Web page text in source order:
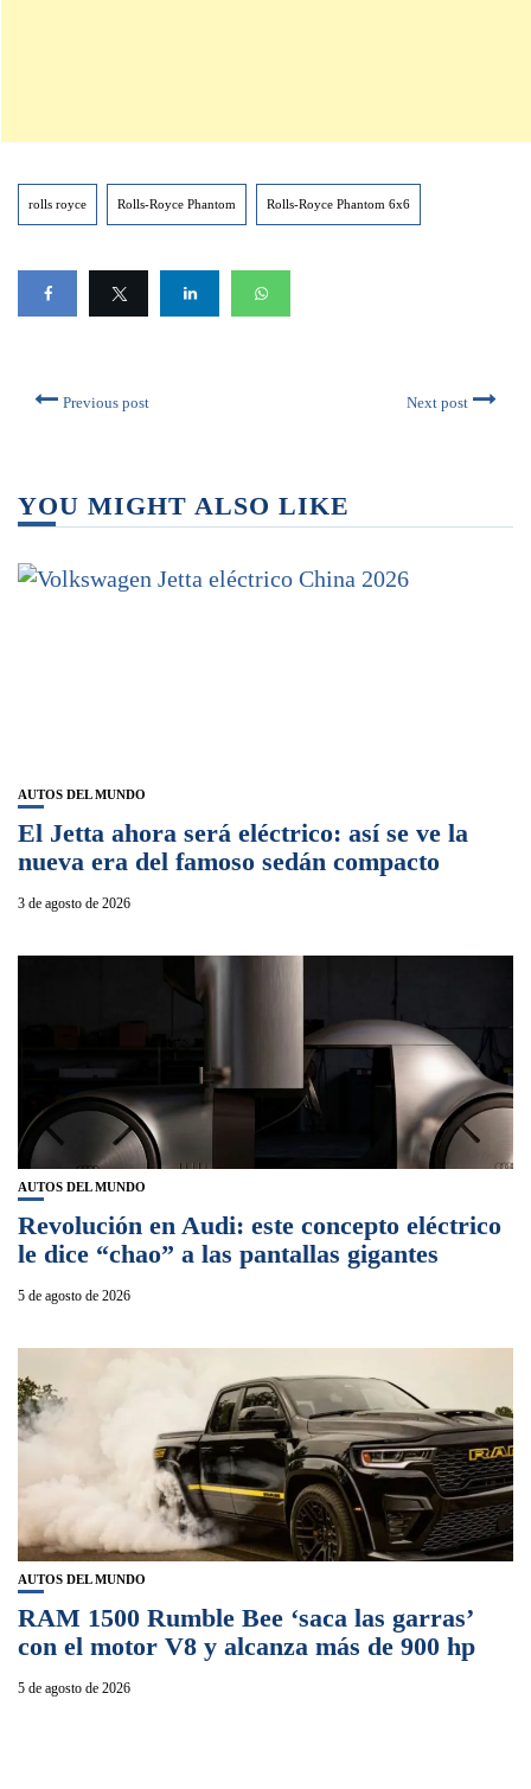
rolls royce Rolls-Royce Phantom Rolls-Royce Phantom 6x6
Previous post Next post
YOU MIGHT ALSO LIKE
AUTOS DEL MUNDO
El Jetta ahora será eléctrico: así se ve la
nueva era del famoso sedán compacto
3 de agosto de 2026
AUTOS DEL MUNDO
Revolución en Audi: este concepto eléctrico
le dice “chao” a las pantallas gigantes
5 de agosto de 2026
AUTOS DEL MUNDO
RAM 1500 Rumble Bee ‘saca las garras’
con el motor V8 y alcanza más de 900 hp
5 de agosto de 2026